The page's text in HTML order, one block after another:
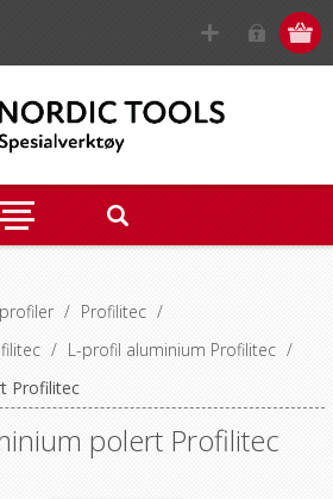
/ Profilitec /
/ L-profil aluminium Profilitec /
Profilitec
polert Profilitec